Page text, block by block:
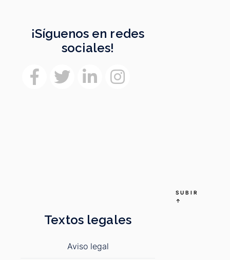
¡Síguenos en redes
sociales!
Textos legales
Aviso legal
SUBIR
↑